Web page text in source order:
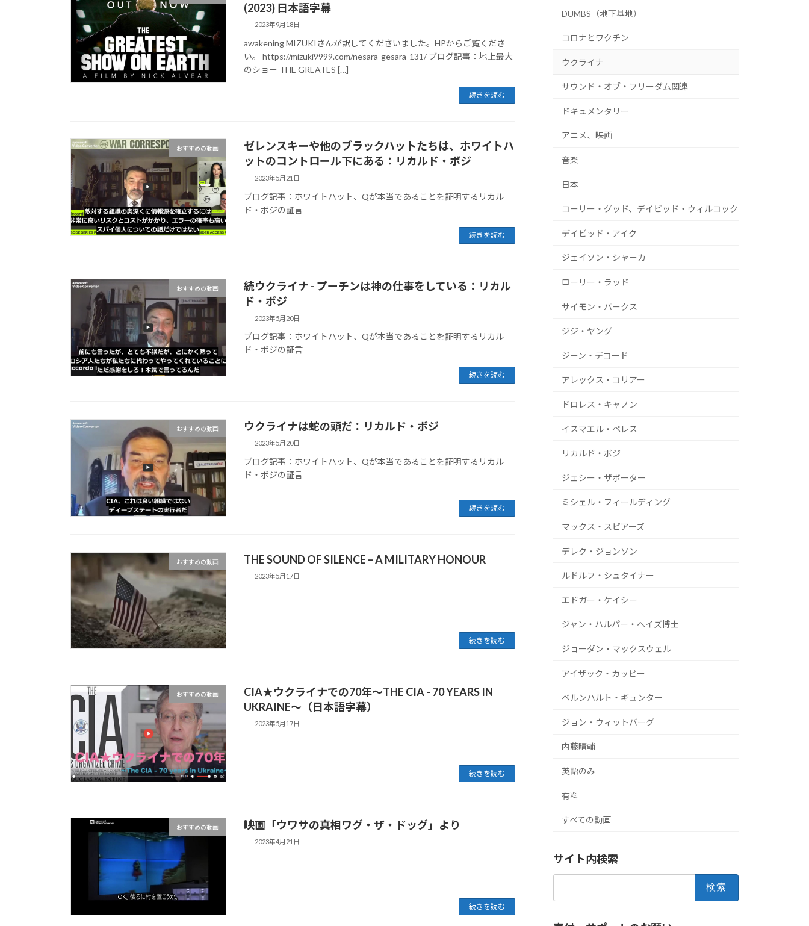
(2023) 日本語字幕
2023年9月18日
awakening MIZUKIさんが訳してくださいました。HPからご覧くださ
い。 https://mizuki9999.com/nesara-gesara-131/ ブログ記事：地上最大
のショー THE GREATES […]
続きを読む
おすすめの動画
ゼレンスキーや他のブラックハットたちは、ホワイトハ
ットのコントロール下にある：リカルド・ボジ
2023年5月21日
ブログ記事：ホワイトハット、Qが本当であることを証明するリカル
ド・ボジの証言
続きを読む
おすすめの動画
続ウクライナ - プーチンは神の仕事をしている：リカル
ド・ボジ
2023年5月20日
ブログ記事：ホワイトハット、Qが本当であることを証明するリカル
ド・ボジの証言
続きを読む
おすすめの動画 ウクライナは蛇の頭だ：リカルド・ボジ
2023年5月20日
ブログ記事：ホワイトハット、Qが本当であることを証明するリカル
ド・ボジの証言
続きを読む
おすすめの動画 THE SOUND OF SILENCE – A MILITARY HONOUR
2023年5月17日
続きを読む
おすすめの動画
CIA★ウクライナでの70年〜THE CIA - 70 YEARS IN
UKRAINE〜（日本語字幕）
2023年5月17日
続きを読む
おすすめの動画 映画「ウワサの真相ワグ・ザ・ドッグ」より
2023年4月21日
続きを読む
DUMBS（地下基地）
コロナとワクチン
ウクライナ
サウンド・オブ・フリーダム関連
ドキュメンタリー
アニメ、映画
音楽
日本
コーリー・グッド、デイビッド・ウィルコック
デイビッド・アイク
ジェイソン・シャーカ
ローリー・ラッド
サイモン・パークス
ジジ・ヤング
ジーン・デコード
アレックス・コリアー
ドロレス・キャノン
イスマエル・ペレス
リカルド・ボジ
ジェシー・ザボーター
ミシェル・フィールディング
マックス・スピアーズ
デレク・ジョンソン
ルドルフ・シュタイナー
エドガー・ケイシー
ジャン・ハルパー・ヘイズ博士
ジョーダン・マックスウェル
アイザック・カッピー
ベルンハルト・ギュンター
ジョン・ウィットバーグ
内藤晴輔
英語のみ
有料
すべての動画
サイト内検索